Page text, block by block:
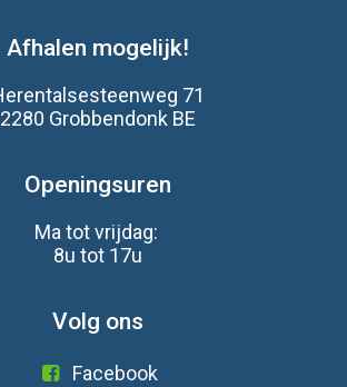
Afhalen mogelijk!
71
2280 Grobbendonk BE
Openingsuren
Ma tot vrijdag:
8u tot 17u
Volg ons
Facebook